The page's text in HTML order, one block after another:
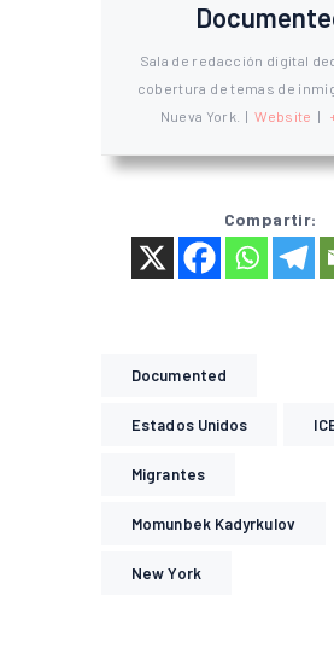
Sala de redacción digital
cobertura de temas de
Nueva York.
| Website |
Compartir:
Documented
Estados Unidos
Migrantes
Momunbek Kadyrkulov
New York